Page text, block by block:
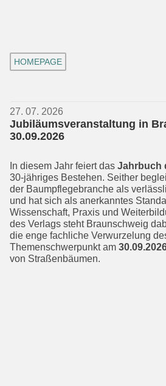
HOMEPAGE
27. 07. 2026
Jubiläumsveranstaltung in
30.09.2026
In diesem Jahr feiert das Jahrbuch
30-jähriges Bestehen. Seither
der Baumpflegebranche als
und hat sich als anerkan­ntes
Wissenschaft, Praxis und
des Verlags steht Braunschweig
die enge fach­liche Verwurzelung
Themenschwerpunkt am
von Straßenbäumen.